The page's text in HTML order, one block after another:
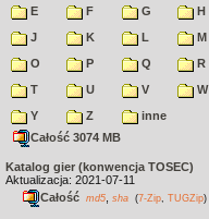
E
F G H
J
K L M
O
P Q R
T
U V W
Y
Z
inne
Całość 3074 MB
Katalog gier (konwencja TOSEC)
Aktualizacja: 2021-07-11
Całość md5 sha (7-Zip TUGZip)